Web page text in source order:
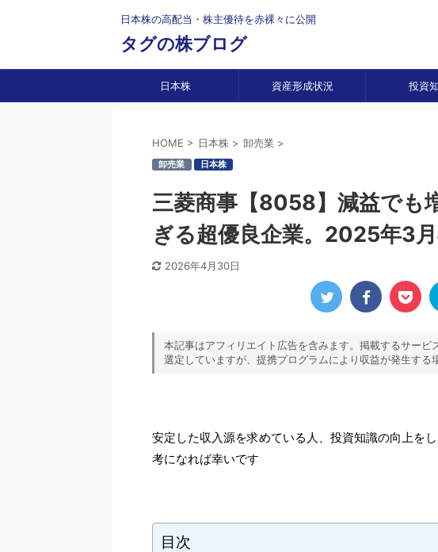
日本株の高配当・株主優待を赤裸々に公開
タグの株ブログ
日本株 資産形成状況 投資
HOME > 日本株 > 卸売業 >
卸売業 日本株
三菱商事【8058】減益でも
ぎる超優良企業。2025年3月
2026年4月30日
本記事はアフィリエイト広告を含みます。掲載するサービ
選定していますが、提携プログラムにより収益が発生する
安定した収入源を求めている人、投資知識の向上を
考になれば幸いです
目次